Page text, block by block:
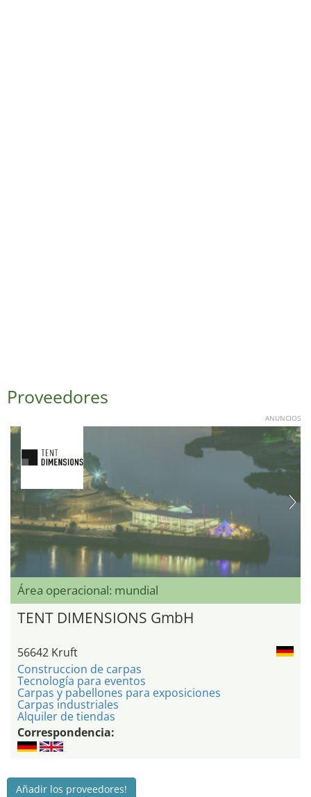
Proveedores
ANUNCIOS
Área operacional: mundial
TENT DIMENSIONS GmbH
56642 Kruft
Construccion de carpas
Tecnología para eventos
Carpas y pabellones para exposiciones
Carpas industriales
Alquiler de tiendas
Correspondencia:
Añadir los proveedores!